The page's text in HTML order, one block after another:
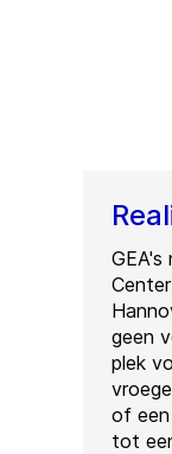
GEA's
geen
plek
of
tot